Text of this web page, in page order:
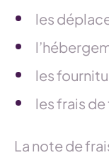
les
les
les frais de
La note de